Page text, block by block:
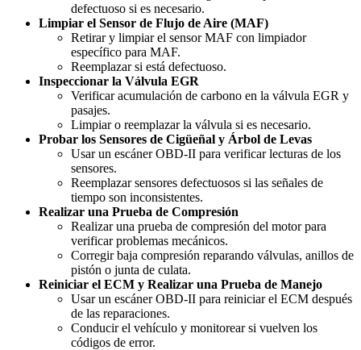
defectuoso si es necesario.
Limpiar el Sensor de Flujo de Aire (MAF)
Retirar y limpiar el sensor MAF con limpiador
específico para MAF.
Reemplazar si está defectuoso.
Inspeccionar la Válvula EGR
Verificar acumulación de carbono en la válvula EGR y
pasajes.
Limpiar o reemplazar la válvula si es necesario.
Probar los Sensores de Cigüeñal y Árbol de Levas
Usar un escáner OBD-II para verificar lecturas de los
sensores.
Reemplazar sensores defectuosos si las señales de
tiempo son inconsistentes.
Realizar una Prueba de Compresión
Realizar una prueba de compresión del motor para
verificar problemas mecánicos.
Corregir baja compresión reparando válvulas, anillos de
pistón o junta de culata.
Reiniciar el ECM y Realizar una Prueba de Manejo
Usar un escáner OBD-II para reiniciar el ECM después
de las reparaciones.
Conducir el vehículo y monitorear si vuelven los
códigos de error.